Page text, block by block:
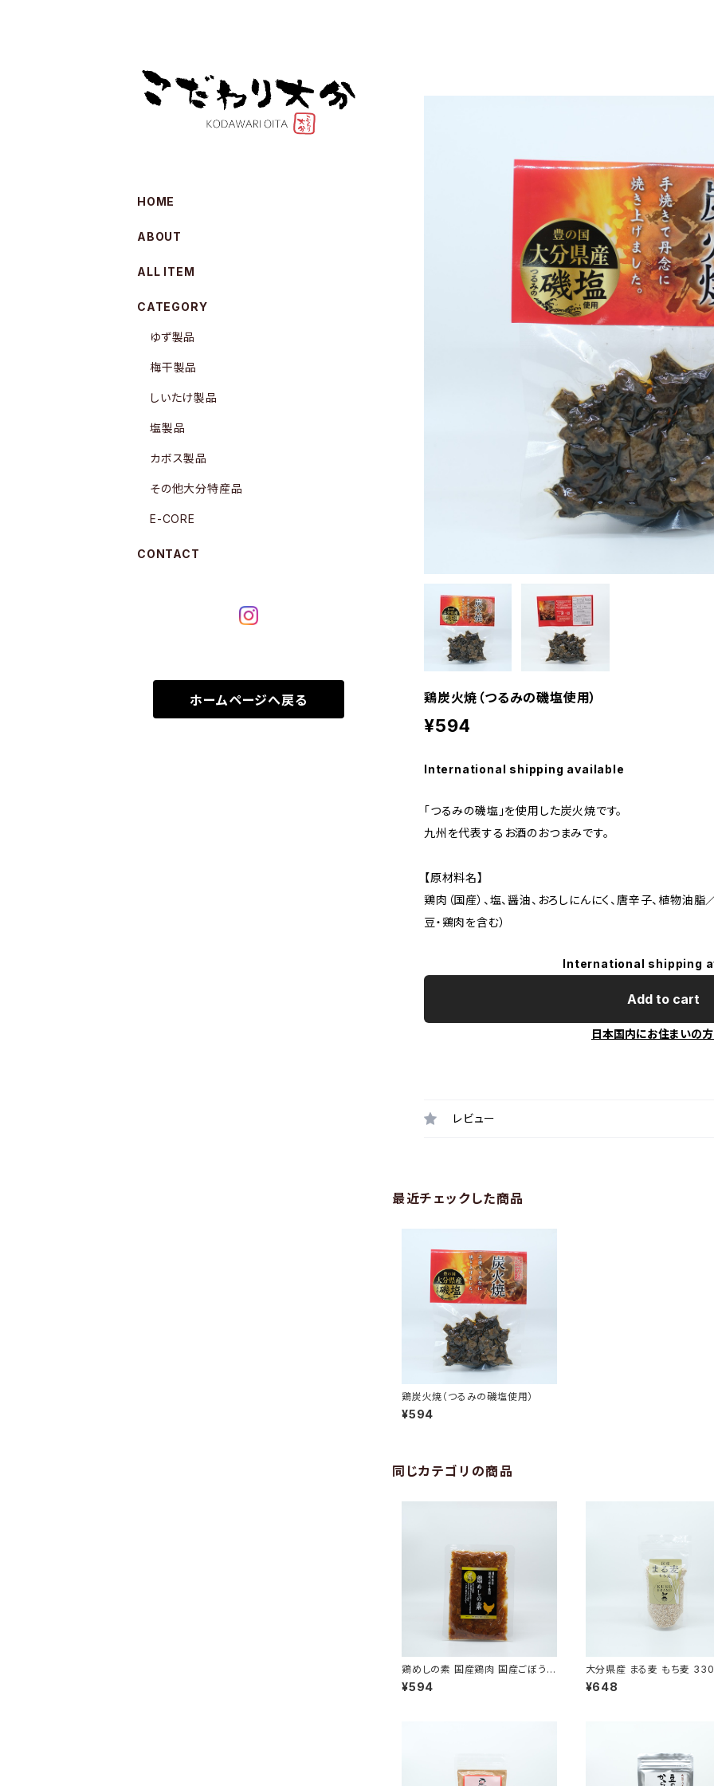
鶏炭火焼（つるみの磯塩使用）
¥594
International shipping available
「つるみの磯塩」を使用した炭火焼です。
九州を代表するお酒のおつまみです。
【原材料名】
鶏肉（国産）、塩、醤油、おろしにんにく、唐辛子、植物油脂
豆・鶏肉を含む）
International shipping
Add to cart
日本国内にお住まいの
レビュー
最近チェックした商品
鶏炭火焼（つるみの磯塩使用）
¥594
同じカテゴリの商品
鶏めしの素 国産鶏肉 国産ごぼう
まぜごはんの素
¥594
大分県産 まる麦 もち麦
¥648
HOME
ABOUT
ALL ITEM
CATEGORY
ゆず製品
梅干製品
しいたけ製品
塩製品
カボス製品
その他大分特産品
E-CORE
CONTACT
ホームページへ戻る